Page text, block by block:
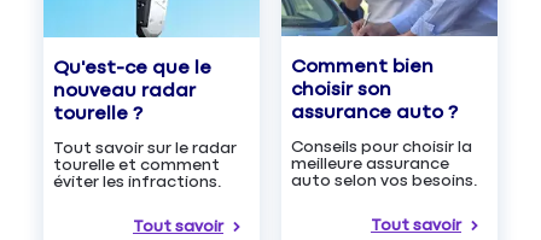
Qu'est-ce que le
nouveau radar
tourelle ?
Tout savoir sur le radar
tourelle et comment
éviter les infractions.
Tout savoir
Comment bien
choisir son
assurance auto ?
Conseils pour choisir la
meilleure assurance
auto selon vos besoins.
Tout savoir